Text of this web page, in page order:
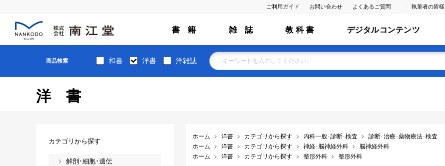
ご利用ガイド お問い合わせ よくあるご質問 執筆者の皆様
書 籍 雑 誌 教 科 書 デジタルコンテンツ
商品検索 和書 洋書 洋雑誌
洋書
ホーム 洋書 カテゴリから探す 内科一般･診断･検査
診断･治療･薬物療法･検査
ホーム
洋書 カテゴリから探す 神経･脳神経外科
脳神経外科
ホーム
洋書 カテゴリから探す 整形外科 整形外科
カテゴリから探す
解剖･細胞･遺伝